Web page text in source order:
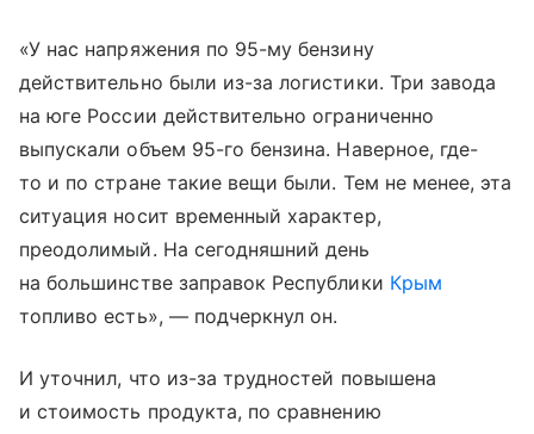
«У нас напряжения по 95-му бензину
действительно были из-за логистики. Три завода
на юге России действительно ограниченно
выпускали объем 95-го бензина. Наверное, где-
то и по стране такие вещи были. Тем не менее, эта
ситуация носит временный характер,
преодолимый. На сегодняшний день
на большинстве заправок Республики Крым
топливо есть», — подчеркнул он.
И уточнил, что из-за трудностей повышена
и стоимость продукта, по сравнению